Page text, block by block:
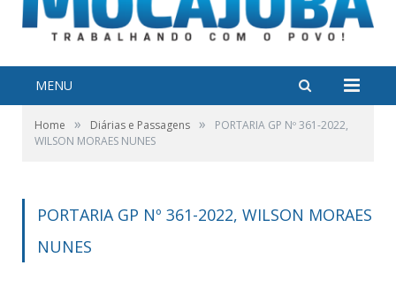
MENU
Home » Diárias e Passagens »
PORTARIA GP Nº 361-2022,
WILSON MORAES NUNES
PORTARIA GP Nº 361-2022, WILSON MORAES
NUNES